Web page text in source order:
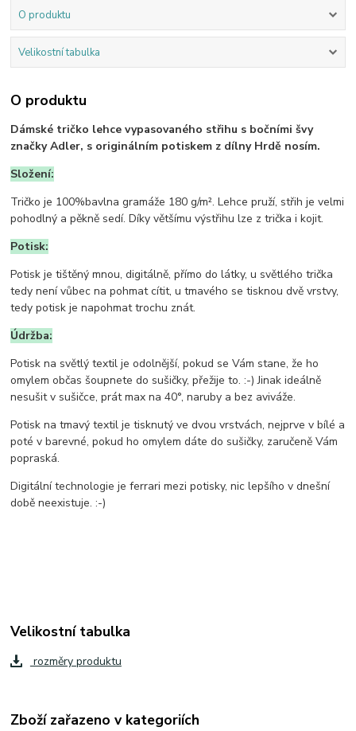
O produktu
Velikostní tabulka
O produktu
Dámské tričko lehce vypasovaného střihu s bočními švy
značky Adler, s originálním potiskem z dílny Hrdě nosím.
Složení:
Tričko je 100%bavlna gramáže 180 g/m². Lehce pruží, střih je velmi
pohodlný a pěkně sedí. Díky většímu výstřihu lze z trička i kojit.
Potisk:
Potisk je tištěný mnou, digitálně, přímo do látky, u světlého trička
tedy není vůbec na pohmat cítit, u tmavého se tisknou dvě vrstvy,
tedy potisk je napohmat trochu znát.
Údržba:
Potisk na světlý textil je odolnější, pokud se Vám stane, že ho
omylem občas šoupnete do sušičky, přežije to. :-) Jinak ideálně
nesušit v sušičce, prát max na 40°, naruby a bez aviváže.
Potisk na tmavý textil je tisknutý ve dvou vrstvách, nejprve v bílé a
poté v barevné, pokud ho omylem dáte do sušičky, zaručeně Vám
popraská.
Digitální technologie je ferrari mezi potisky, nic lepšího v dnešní
době neexistuje. :-)
Velikostní tabulka
rozměry produktu
Zboží zařazeno v kategoriích